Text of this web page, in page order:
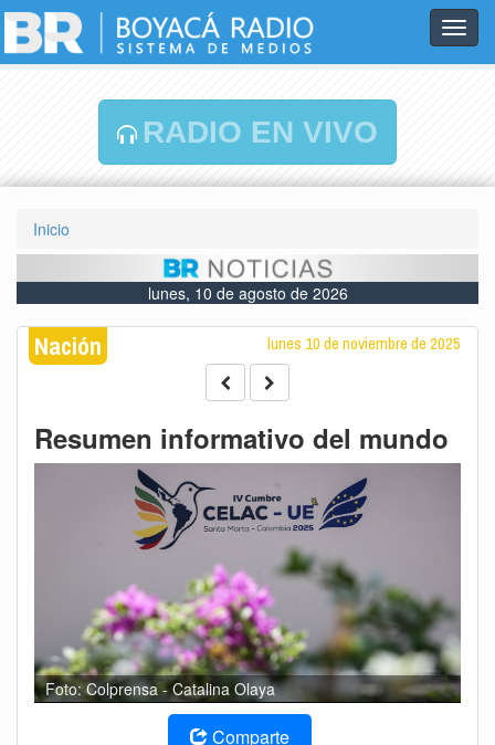
RADIO EN VIVO
Inicio
lunes, 10 de agosto de 2026
Nación lunes 10 de noviembre de 2025
Resumen informativo del mundo
Foto: Colprensa - Catalina Olaya
Comparte